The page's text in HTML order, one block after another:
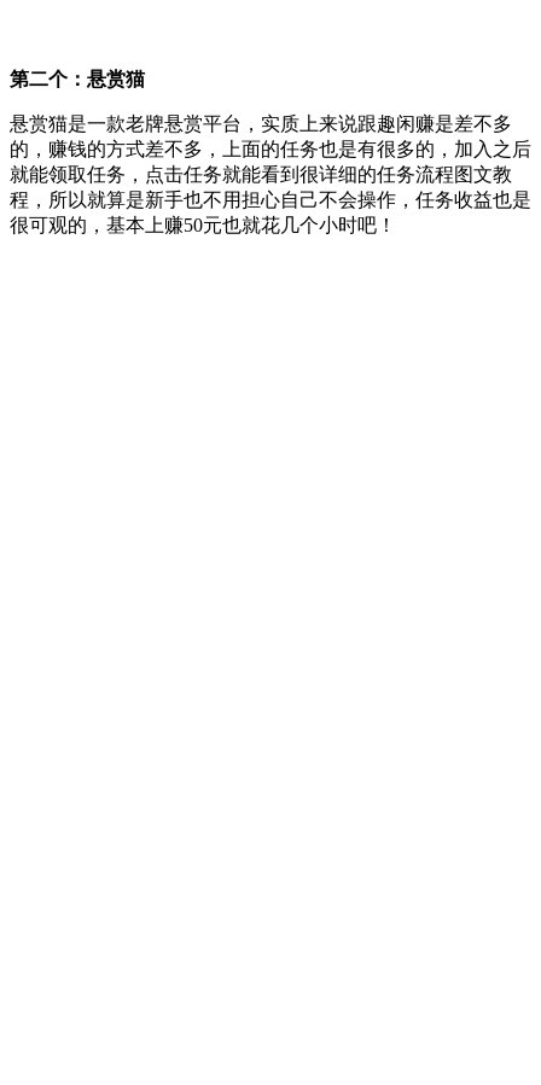
第二个：悬赏猫
悬赏猫是一款老牌悬赏平台，实质上来说跟趣闲赚是差不多
的，赚钱的方式差不多，上面的任务也是有很多的，加入之后
就能领取任务，点击任务就能看到很详细的任务流程图文教
程，所以就算是新手也不用担心自己不会操作，任务收益也是
很可观的，基本上赚50元也就花几个小时吧！